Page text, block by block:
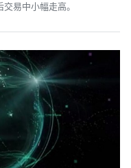
易中小幅走高。